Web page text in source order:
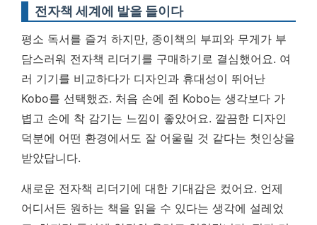
전자책 세계에 발을 들이다
평소 독서를 즐겨 하지만, 종이책의 부피와 무게가 부
담스러워 전자책 리더기를 구매하기로 결심했어요. 여
러 기기를 비교하다가 디자인과 휴대성이 뛰어난
Kobo를 선택했죠. 처음 손에 쥔 Kobo는 생각보다 가
볍고 손에 착 감기는 느낌이 좋았어요. 깔끔한 디자인
덕분에 어떤 환경에서도 잘 어울릴 것 같다는 첫인상을
받았답니다.
새로운 전자책 리더기에 대한 기대감은 컸어요. 언제
어디서든 원하는 책을 읽을 수 있다는 생각에 설레었